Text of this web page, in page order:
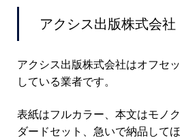
アクシス出版株式会社
アクシス出版株式会社はオフセ
している業者です。
表紙はフルカラー、本文はモノ
ダードセット、急いで納品して